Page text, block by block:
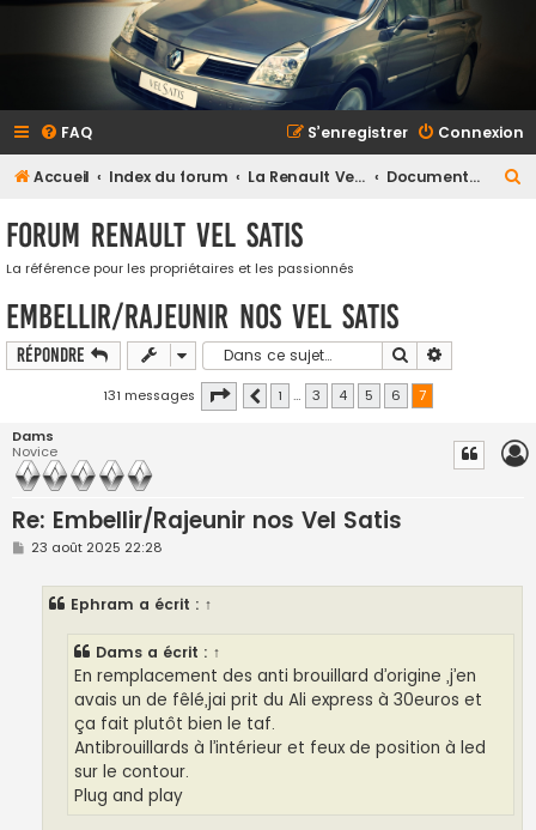
FAQ Connexion
S’enregistrer
Accueil Index du forum La Renault Vel Satis Documents, Reportages et tutoriaux
r
Forum Renault VEL SATIS
La référence pour les propriétaires et les passionnés
Embellir/Rajeunir nos Vel Satis
Répondre Rechercher
131 messages Page sur
Précédente
1 … 3 4 5 6 7
Dams
Novice
Re: Embellir/Rajeunir nos Vel Satis
M
23 août 2025 22:28
Ephram a écrit : ↑
Dams a écrit : ↑
En remplacement des anti brouillard d’origine ,j’en
avais un de fêlé,jai prit du Ali express à 30euros et
ça fait plutôt bien le taf.
Antibrouillards à l’intérieur et feux de position à led
sur le contour.
Plug and play